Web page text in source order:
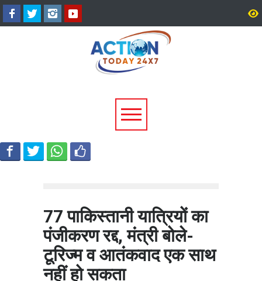
श्रीनगर में किराये के कमरे में मिला
बीए छात्र का शव, आत्महत्या की
आशंका; पुलिस जांच में जुटी
77 पाकिस्तानी यात्रियों का
पंजीकरण रद्द, मंत्री बोले-
टूरिज्म व आतंकवाद एक साथ
नहीं हो सकता